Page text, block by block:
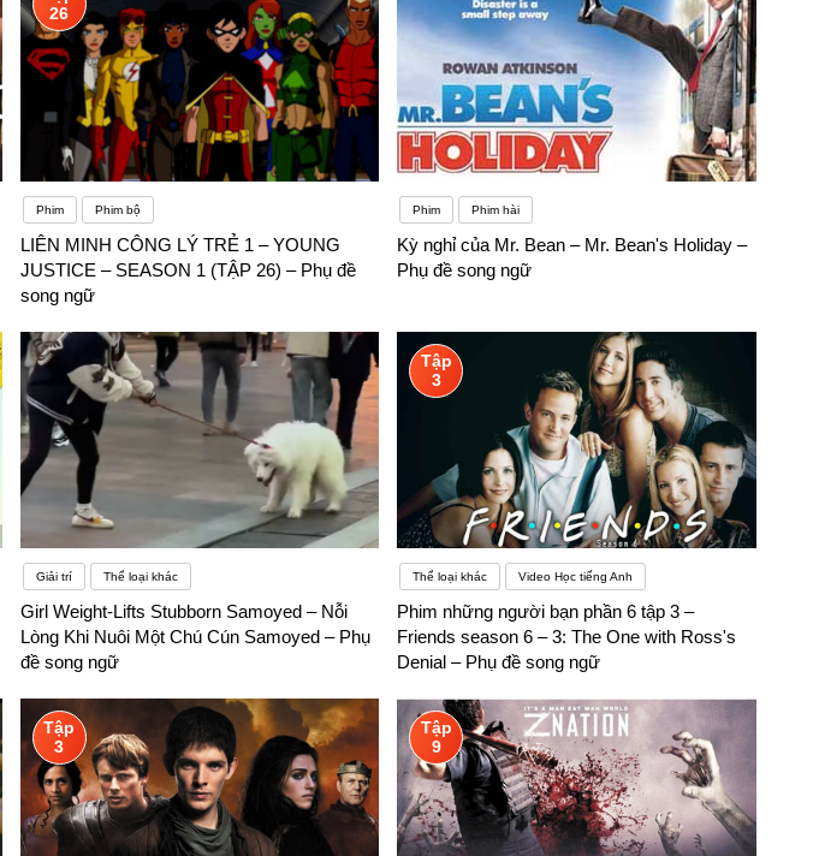
26
Phim Phim bộ
LIÊN MINH CÔNG LÝ TRẺ 1 – YOUNG
JUSTICE – SEASON 1 (TẬP 26) – Phụ đề
song ngữ
Phim Phim hài
Kỳ nghỉ của Mr. Bean – Mr. Bean's Holiday –
Phụ đề song ngữ
Giải trí Thể loại khác
Girl Weight-Lifts Stubborn Samoyed – Nỗi
Lòng Khi Nuôi Một Chú Cún Samoyed – Phụ
đề song ngữ
Tập
3
Thể loại khác Video Học tiếng Anh
Phim những người bạn phần 6 tập 3 –
Friends season 6 – 3: The One with Ross's
Denial – Phụ đề song ngữ
Tập
3
Tập
9